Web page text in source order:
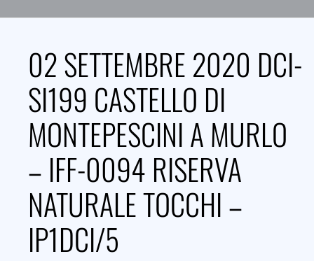
02 SETTEMBRE 2020 DCI-
SI199 CASTELLO DI
MONTEPESCINI A MURLO
– IFF-0094 RISERVA
NATURALE TOCCHI –
IP1DCI/5